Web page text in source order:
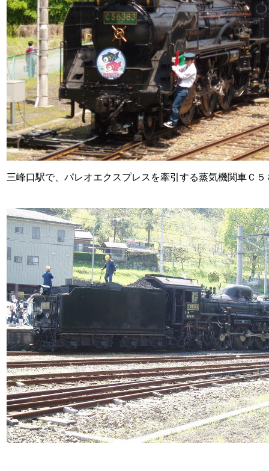
三峰口駅で、パレオエクスプレスを牽引する蒸気機関車Ｃ